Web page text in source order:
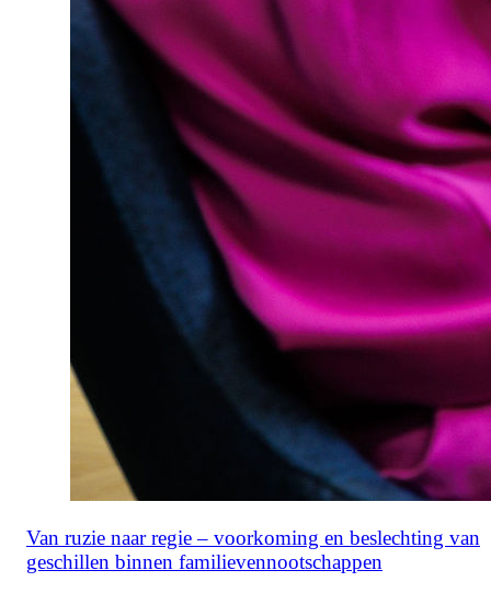
Van ruzie naar regie – voorkoming en beslechting van
geschillen binnen familievennootschappen